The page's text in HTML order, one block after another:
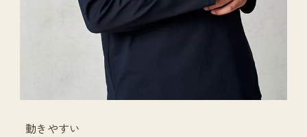
動きやすい